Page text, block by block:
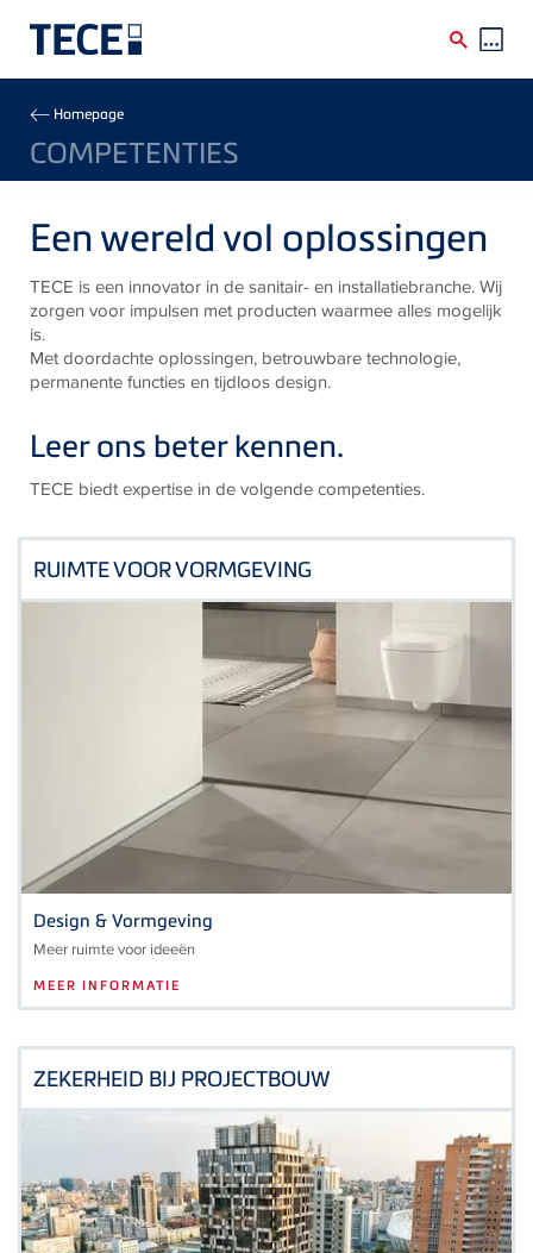
Breadcrumb
Homepage
COMPETENTIES
Een wereld vol oplossingen
TECE is een innovator in de sanitair- en installatiebranche. Wij
zorgen voor impulsen met producten waarmee alles mogelijk
is.
Met doordachte oplossingen, betrouwbare technologie,
permanente functies en tijdloos design.
Leer ons beter kennen.
TECE biedt expertise in de volgende competenties.
RUIMTE VOOR VORMGEVING
Design & Vormgeving
Meer ruimte voor ideeën
MEER INFORMATIE
ZEKERHEID BIJ PROJECTBOUW